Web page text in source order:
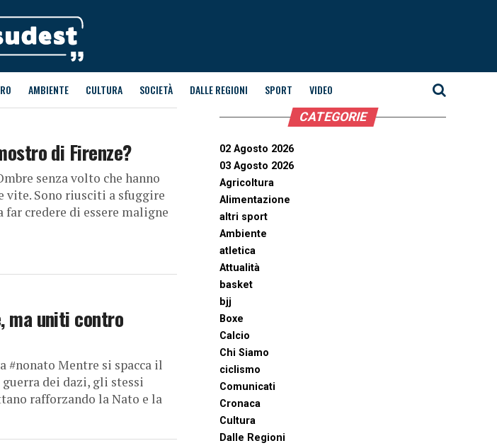
AMBIENTE CULTURA SOCIETÀ DALLE REGIONI SPORT VIDEO
di Firenze?
senza volto che hanno
vite. Sono riusciti a sfuggire
credere di essere maligne
ma uniti contro
#nonato Mentre si spacca il
dei dazi, gli stessi
rafforzando la Nato e la
CATEGORIE
02 Agosto 2026
03 Agosto 2026
Agricoltura
Alimentazione
altri sport
Ambiente
atletica
Attualità
basket
bjj
Boxe
Calcio
Chi Siamo
ciclismo
Comunicati
Cronaca
Cultura
Dalle Regioni